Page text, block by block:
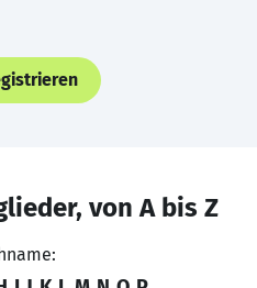
von A bis Z